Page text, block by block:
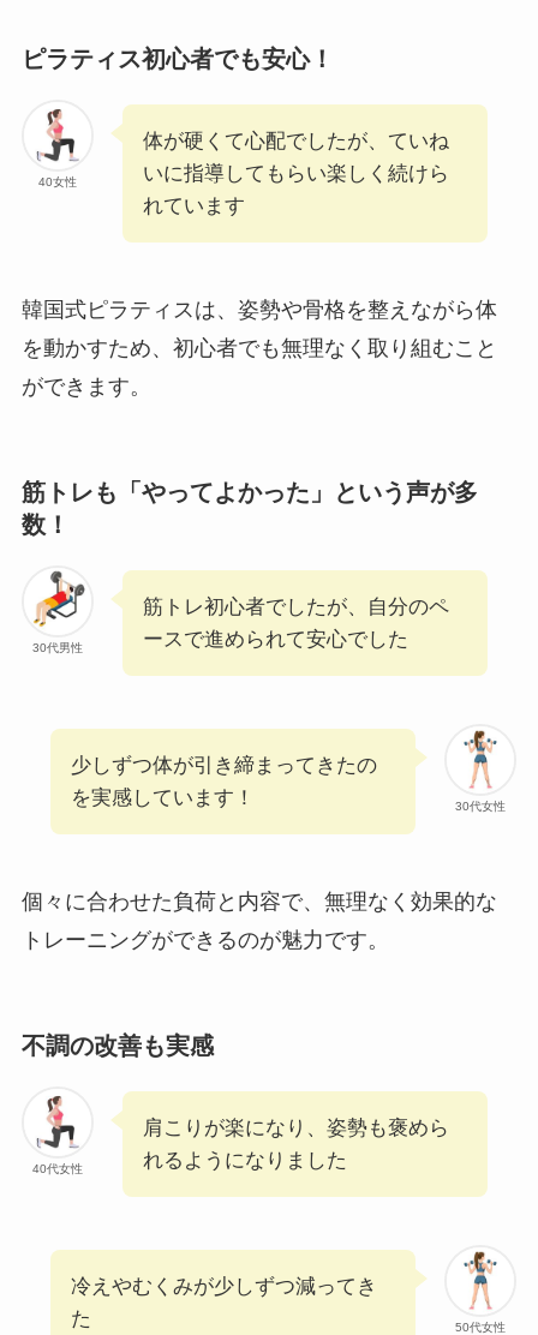
ピラティス初心者でも安心！
40女性
体が硬くて心配でしたが、ていね
いに指導してもらい楽しく続けら
れています
韓国式ピラティスは、姿勢や骨格を整えながら体
を動かすため、初心者でも無理なく取り組むこと
ができます。
筋トレも「やってよかった」という声が多
数！
30代男性
筋トレ初心者でしたが、自分のペ
ースで進められて安心でした
30代女性
少しずつ体が引き締まってきたの
を実感しています！
個々に合わせた負荷と内容で、無理なく効果的な
トレーニングができるのが魅力です。
不調の改善も実感
40代女性
肩こりが楽になり、姿勢も褒めら
れるようになりました
50代女性
冷えやむくみが少しずつ減ってき
た